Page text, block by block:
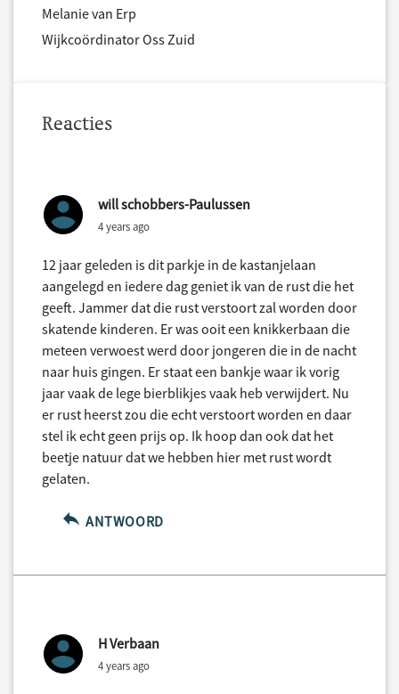
Melanie van Erp
Wijkcoördinator Oss Zuid
Reacties
will schobbers-Paulussen
4 years ago
12 jaar geleden is dit parkje in de kastanjelaan
aangelegd en iedere dag geniet ik van de rust die het
geeft. Jammer dat die rust verstoort zal worden door
skatende kinderen. Er was ooit een knikkerbaan die
meteen verwoest werd door jongeren die in de nacht
naar huis gingen. Er staat een bankje waar ik vorig
jaar vaak de lege bierblikjes vaak heb verwijdert. Nu
er rust heerst zou die echt verstoort worden en daar
stel ik echt geen prijs op. Ik hoop dan ook dat het
beetje natuur dat we hebben hier met rust wordt
gelaten.
ANTWOORD
H Verbaan
4 years ago